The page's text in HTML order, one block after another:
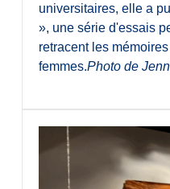
universitaires, elle a
», une série d'essais
retracent les
femmes.Photo de